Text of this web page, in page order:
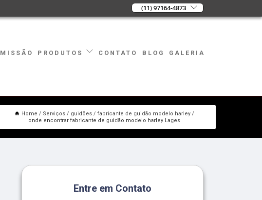
(11) 97164-4873
MISSÃO PRODUTOS CONTATO BLOG GALERIA
Home Serviços guidões
fabricante de guidão modelo harley
onde encontrar fabricante de guidão modelo harley Lages
Entre em Contato